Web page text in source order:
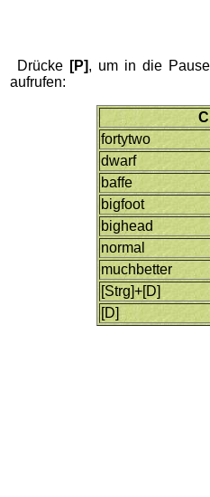
Drücke [P], um in die
aufrufen:
fortytwo
dwarf
baffe
bigfoot
bighead
normal
muchbetter
[Strg]+[D]
[D]